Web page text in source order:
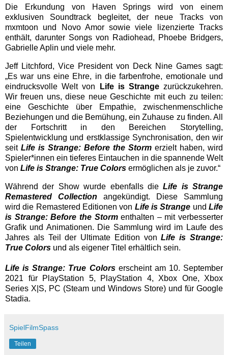
Die Erkundung von Haven Springs wird von einem
exklusiven Soundtrack begleitet, der neue Tracks von
mxmtoon und Novo Amor sowie viele lizenzierte Tracks
enthält, darunter Songs von Radiohead, Phoebe Bridgers,
Gabrielle Aplin und viele mehr.
Jeff Litchford, Vice President von Deck Nine Games sagt:
„Es war uns eine Ehre, in die farbenfrohe, emotionale und
eindrucksvolle Welt von
Life is Strangezurückzukehren.
Wir freuen uns, diese neue Geschichte mit euch zu teilen:
eine Geschichte über Empathie, zwischenmenschliche
Beziehungen und die Bemühung, ein Zuhause zu finden. All
der Fortschritt in den Bereichen Storytelling,
Spielentwicklung und erstklassige Synchronisation, den wir
seit Life is Strange: Before the Storm erzielt haben, wird
Spieler*innen ein tieferes Eintauchen in die spannende Welt
von Life is Strange: True Colors ermöglichen als je zuvor.“
Während der Show wurde ebenfalls dieLife is Strange
Remastered Collection angekündigt. Diese Sammlung
wird die Remastered Editionen von Life is Strange undLife
is Strange: Before the Stormenthalten – mit verbesserter
Grafik und Animationen. Die Sammlung wird im Laufe des
Jahres als Teil der Ultimate Edition vonLife is Strange:
True Colors und als eigener Titel erhältlich sein.
Life is Strange: True Colorserscheint am 10. September
2021 für PlayStation 5, PlayStation 4, Xbox One, Xbox
Series X|S, PC (Steam und Windows Store) und für Google
Stadia.
SpielFilmSpass
Teilen